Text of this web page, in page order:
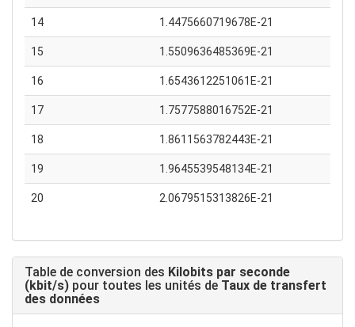
14 1.4475660719678E-21
15 1.5509636485369E-21
16 1.6543612251061E-21
17 1.7577588016752E-21
18 1.8611563782443E-21
19 1.9645539548134E-21
20 2.0679515313826E-21
Table de conversion des Kilobits par seconde
(kbit/s) pour toutes les unités de Taux de transfert
des données